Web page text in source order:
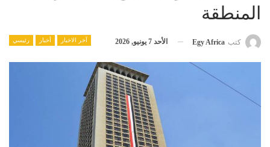
المنطقة
آخر الاخبار أخبار رئيسي كتب Egy Africa الأحد 7 يونيو, 2026